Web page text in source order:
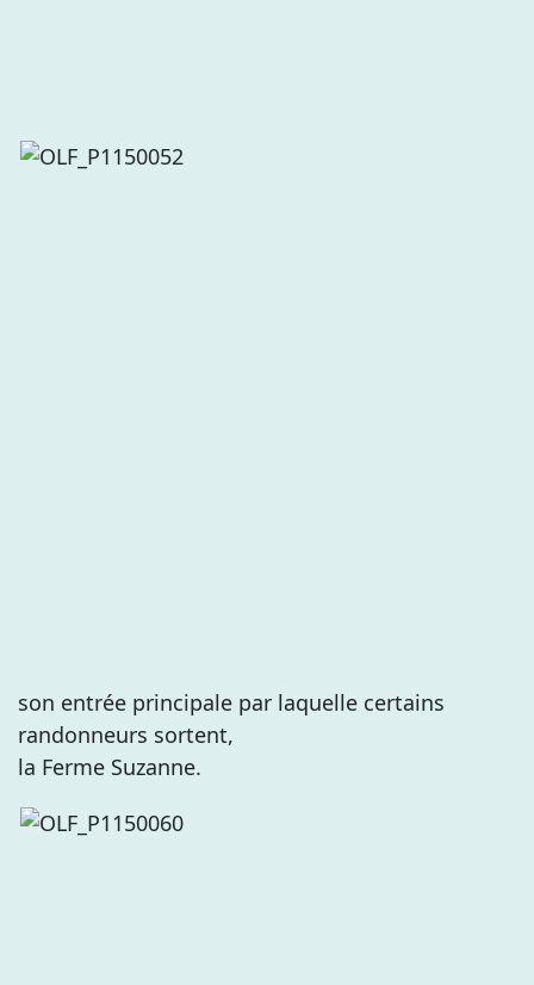
son entrée principale par laquelle certains
randonneurs sortent,
la Ferme Suzanne.